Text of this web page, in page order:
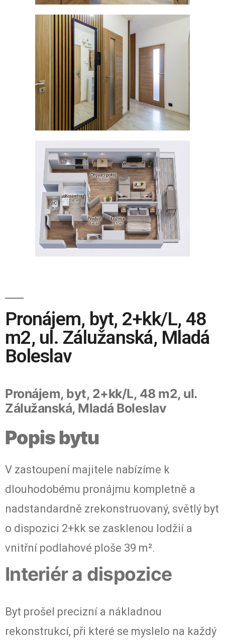
Pronájem, byt, 2+kk/L, 48
m2, ul. Zálužanská, Mladá
Boleslav
Pronájem, byt, 2+kk/L, 48 m2, ul.
Zálužanská, Mladá Boleslav
Popis bytu
V zastoupení majitele nabízíme k
dlouhodobému pronájmu kompletně a
nadstandardně zrekonstruovaný, světlý byt
o dispozici 2+kk se zasklenou lodžií a
vnitřní podlahové ploše 39 m².
Interiér a dispozice
Byt prošel precizní a nákladnou
rekonstrukcí, při které se myslelo na každý